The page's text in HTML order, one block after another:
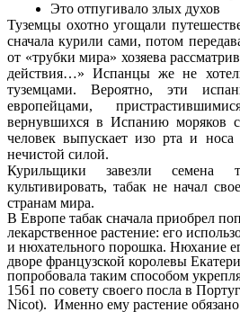
Это отпугивало злых духов
Туземцы охотно угощали
сначала курили сами, потом
от «трубки мира» хозяева
действия…» Испанцы же не
туземцами. Вероятно, эти
европейцами,
вернувшихся в Испанию моряков
человек выпускает изо рта и
нечистой силой.
Курильщики завезли
культивировать, табак не начал
странам мира.
В Европе табак сначала приобрел
лекарственное растение: его
и нюхательного порошка. Нюхание
дворе французской королевы
попробовала таким способом
1561 по совету своего посла в
Nicot). Именно ему растение